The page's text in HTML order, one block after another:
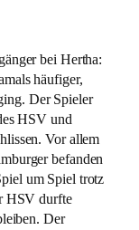
bei Hertha:
häufiger,
Der Spieler
HSV und
Vor allem
befanden
um Spiel trotz
HSV durfte
Der